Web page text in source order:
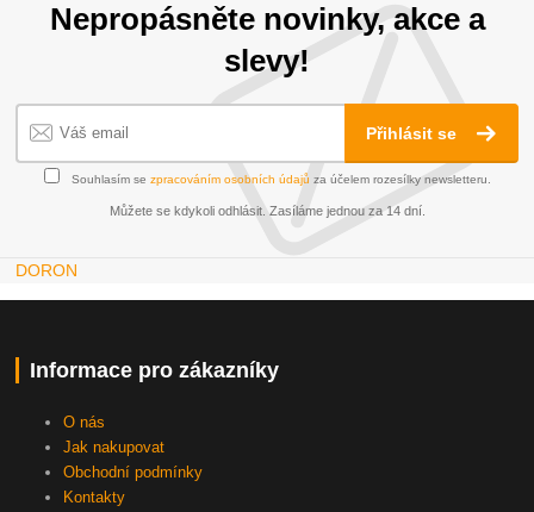
Nepropásněte novinky, akce a
slevy!
Přihlásit se
Souhlasím se zpracováním osobních údajů za účelem rozesílky newsletteru.
Můžete se kdykoli odhlásit. Zasíláme jednou za 14 dní.
DORON
Informace pro zákazníky
O nás
Jak nakupovat
Obchodní podmínky
Kontakty